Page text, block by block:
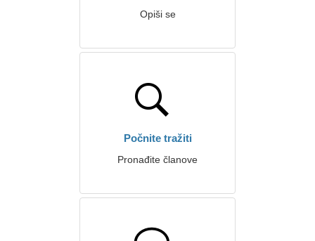
Opiši se
Počnite tražiti
Pronađite članove